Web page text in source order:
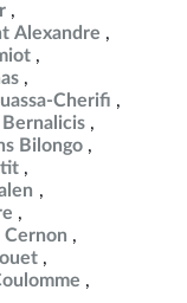
Alexandre
Cherifi
Bernalicis
Bilongo
Cernon